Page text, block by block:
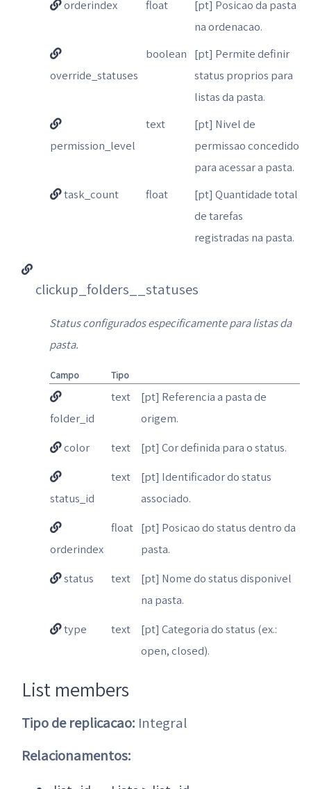
orderindex float
[pt] Posicao da pasta
na ordenacao.
override_statuses
boolean [pt] Permite definir
status proprios para
listas da pasta.
permission_level
text
[pt] Nivel de
permissao concedido
para acessar a pasta.
task_count
float
[pt] Quantidade total
de tarefas
registradas na pasta.
clickup_folders__statuses
Status configurados especificamente para listas da
pasta.
Campo Tipo
folder_id
text
[pt] Referencia a pasta de
origem.
color
text [pt] Cor definida para o status.
status_id
text
[pt] Identificador do status
associado.
orderindex
float [pt] Posicao do status dentro da
pasta.
status
text
[pt] Nome do status disponivel
na pasta.
type
text
[pt] Categoria do status (ex.:
open, closed).
List members
Tipo de replicacao: Integral
Relacionamentos: